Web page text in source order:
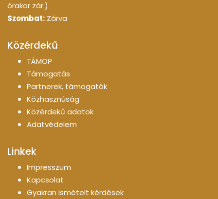
órakor zár.)
Szombat: Zárva
Közérdekű
TÁMOP
Támogatás
Partnerek, támogatók
Közhasznúság
Közérdekű adatok
Adatvédelem
Linkek
Impresszum
Kapcsolat
Gyakran ismételt kérdések